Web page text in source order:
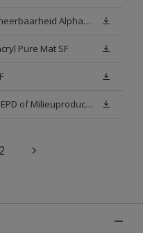
Technical Report decontamineerbaarheid Alphacryl Pure Mat SF
Pure Mat SF
Sikkens Interior Wallpaints - EPD of Milieuproductverklaring
2